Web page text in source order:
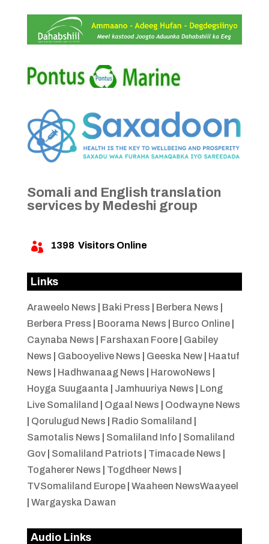
Somali and English translation
services by Medeshi group
 1398 Visitors Online
Links
Araweelo News Baki Press Berbera News
Berbera Press
Boorama News Burco Online|
Caynaba News
Farshaxan Foore| Gabiley
News
Gabooyelive News Geeska New| Haatuf
News
Hadhwanaag News HarowoNews
Hoyga Suugaanta
Jamhuuriya News
Long
Live Somaliland
Ogaal News
Oodwayne News
Qorulugud News Radio Somaliland
Samotalis News
Somaliland Info
Somaliland
Gov| Somaliland Patriots Timacade News
Togaherer News
Togdheer News
TVSomaliland Europe| Waaheen NewsWaayeel
Wargayska Dawan
Audio Links